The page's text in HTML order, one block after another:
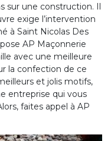
sur une construction. Il
exige l’intervention
à Saint Nicolas Des
AP Maçonnerie
avec une meilleure
la confection de ce
et jolis motifs,
entreprise qui vous
faites appel à AP